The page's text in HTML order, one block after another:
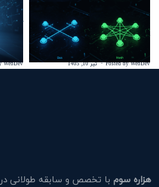
✅ انواع شبکه‌های محلی (LAN) راهنمای
کامل + مقایسه توپولوژی‌ها
Posted byWebDev تیر 10, 1405
✅
| 2026
WebDev
هزاره سوم با تخصص و سابقه طولانی